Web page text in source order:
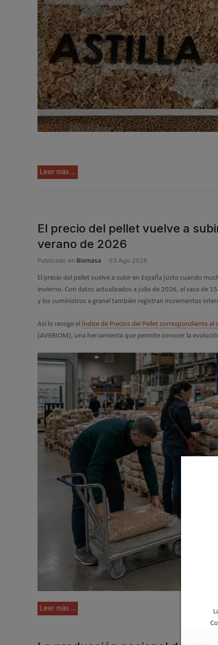
Leer más ...
El precio del pellet vuelve a
verano de 2026
Publicado en Biomasa 03 Ago 2026
El precio del pellet vuelve a subir en España justo cuando
invierno. Con datos actualizados a julio de 2026, el saco de 15
y los suministros a granel también registran incrementos
Así lo recoge el Índice de Precios del Pellet correspondiente
(AVEBIOM), una herramienta que permite conocer la
Leer más ...